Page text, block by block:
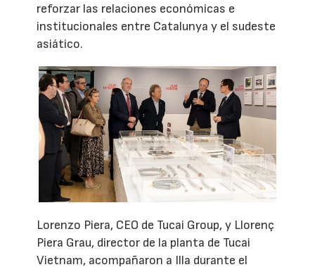
reforzar las relaciones económicas e
institucionales entre Catalunya y el sudeste
asiático.
Lorenzo Piera, CEO de Tucai Group, y Llorenç
Piera Grau, director de la planta de Tucai
Vietnam, acompañaron a Illa durante el